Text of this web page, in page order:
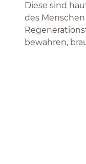
Diese sind
des
bewahren,